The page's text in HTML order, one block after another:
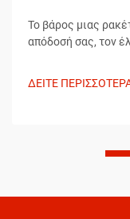
Το βάρος μιας
απόδοσή σας, τον
ΔΕΙΤΕ